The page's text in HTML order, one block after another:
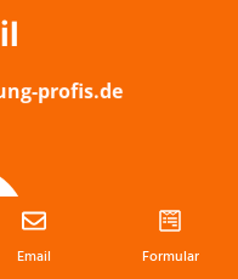
profis.de
Email Formular